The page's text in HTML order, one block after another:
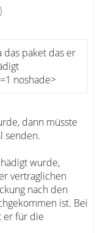
das paket das er
noshade>
dann müsste
senden.
wurde,
vertraglichen
nach den
ist. Bei
er für die